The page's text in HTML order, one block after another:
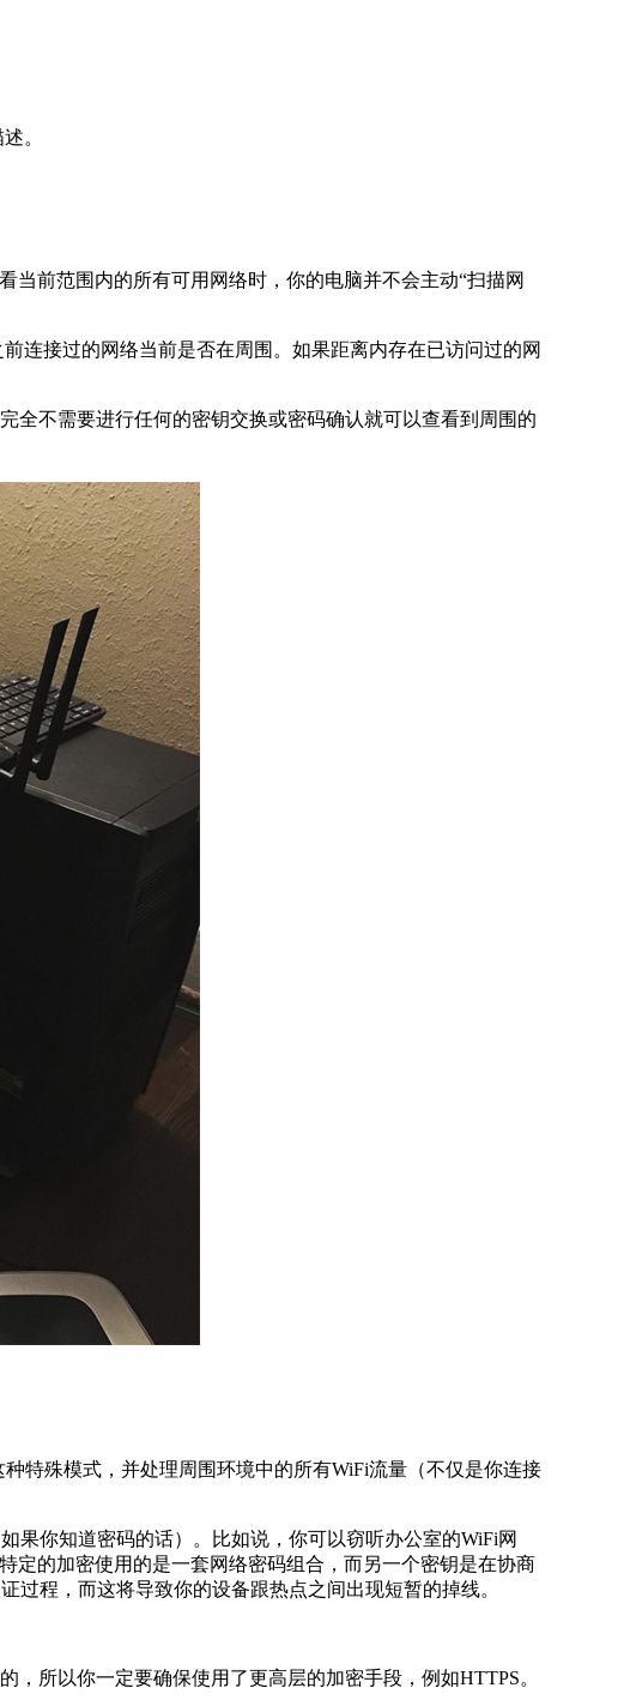
。
前范围内的所有可用网络时，你的电脑并不会主动“扫描网
连接过的网络当前是否在周围。如果距离内存在已访问过的网
不需要进行任何的密钥交换或密码确认就可以查看到周围的
殊模式，并处理周围环境中的所有WiFi流量（不仅是你连接
你知道密码的话）。比如说，你可以窃听办公室的WiFi网
定的加密使用的是一套网络密码组合，而另一个密钥是在协商
程，而这将导致你的设备跟热点之间出现短暂的掉线。
所以你一定要确保使用了更高层的加密手段，例如HTTPS。